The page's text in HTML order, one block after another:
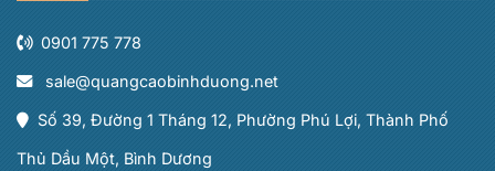
0901 775 778
sale@quangcaobinhduong.net
Số 39, Đường 1 Tháng 12, Phường Phú Lợi, Thành Phố
Thủ Dầu Một, Bình Dương